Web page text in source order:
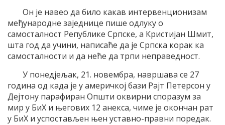
Он је навео да било какав интервенционизам
међународне заједнице пише одлуку о
самосталност Републике Српске, а Кристијан Шмит,
шта год да учини, написаће да је Српска корак ка
самосталности и да неће да трпи неправедност.
У понедјељак, 21. новембра, навршава се 27
година од када је у америчкој бази Рајт Петерсон у
Дејтону парафиран Општи оквирни споразум за
мир у БиХ и његових 12 анекса, чиме је окончан рат
у БиХ и успостављен њен уставно-правни поредак.